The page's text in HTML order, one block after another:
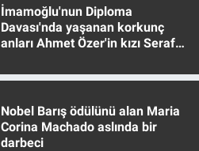
İmamoğlu'nun Diploma
Davası'nda yaşanan korkunç
anları Ahmet Özer'in kızı Seraf
Nobel Barış ödülünü alan Maria
Corina Machado aslında bir
darbeci